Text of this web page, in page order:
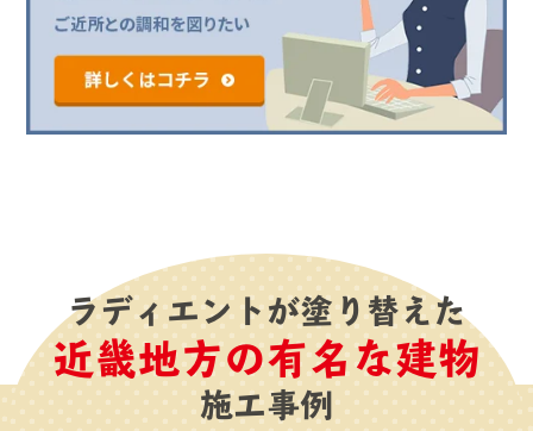
ラディエントが塗り替えた
近畿地方の有名な建物
施工事例